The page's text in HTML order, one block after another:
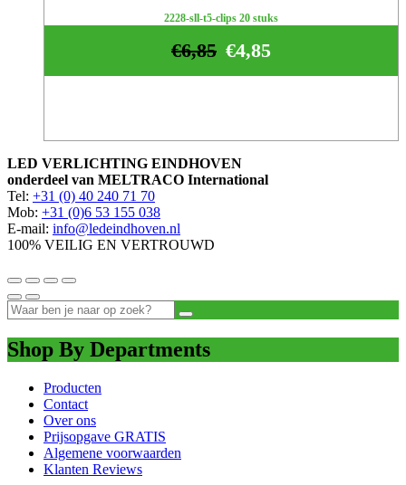
2228-sll-t5-clips 20 stuks
€4,85
€6,85
LED VERLICHTING EINDHOVEN
onderdeel van MELTRACO International
Tel: +31 (0) 40 240 71 70
Mob: +31 (0)6 53 155 038
E-mail: info@ledeindhoven.nl
100% VEILIG EN VERTROUWD
Shop By Departments
Producten
Contact
Over ons
Prijsopgave GRATIS
Algemene voorwaarden
Klanten Reviews